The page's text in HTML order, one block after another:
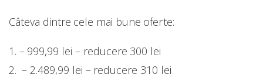
Câteva dintre cele mai bune oferte:
1. – 999,99 lei – reducere 300 lei
2. – 2.489,99 lei – reducere 310 lei